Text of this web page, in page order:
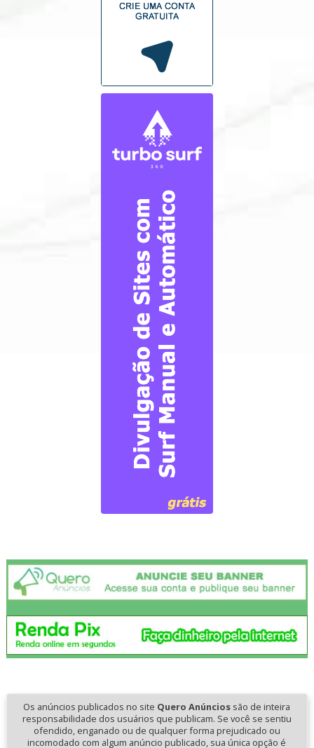
Os anúncios publicados no site Quero Anúncios são de inteira
responsabilidade dos usuários que publicam. Se você se sentiu
ofendido, enganado ou de qualquer forma prejudicado ou
incomodado com algum anúncio publicado, sua única opção é